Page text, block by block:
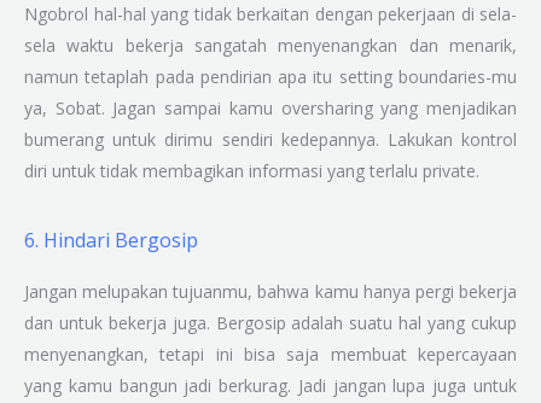
Ngobrol hal-hal yang tidak berkaitan dengan pekerjaan di sela-
sela waktu bekerja sangatah menyenangkan dan menarik,
namun tetaplah pada pendirian apa itu setting boundaries-mu
ya, Sobat. Jagan sampai kamu oversharing yang menjadikan
bumerang untuk dirimu sendiri kedepannya. Lakukan kontrol
diri untuk tidak membagikan informasi yang terlalu private.
6. Hindari Bergosip
Jangan melupakan tujuanmu, bahwa kamu hanya pergi bekerja
dan untuk bekerja juga. Bergosip adalah suatu hal yang cukup
menyenangkan, tetapi ini bisa saja membuat kepercayaan
yang kamu bangun jadi berkurag. Jadi jangan lupa juga untuk